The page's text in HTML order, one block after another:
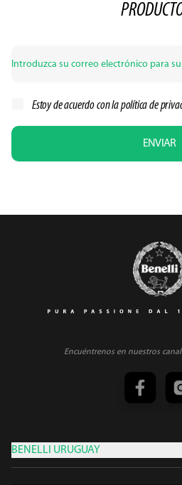
Estoy de acuerdo con lapolítica de
ENVIAR
Encuéntrenos en nuestros
BENELLI URUGUAY